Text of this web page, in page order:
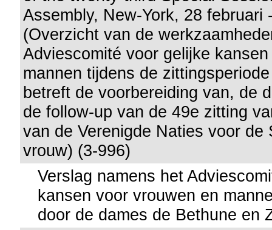
Assembly, New-York, 28 februari
(Overzicht van de
Adviescomité voor gelijke
mannen tijdens de
betreft de voorbereiding van, de
de follow-up van de 49e zitting
van de Verenigde Naties voor de
vrouw) (3-996)
Verslag namens het
kansen voor vrouwen en
door de dames de Bethune en